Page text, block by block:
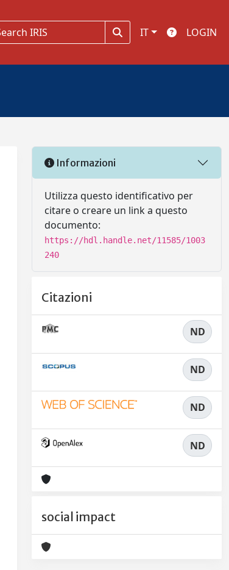
IT LOGIN
Informazioni
Utilizza questo identificativo per
citare o creare un link a questo
documento:
https://hdl.handle.net/11585/1003
240
Citazioni
ND
ND
ND
ND
social impact